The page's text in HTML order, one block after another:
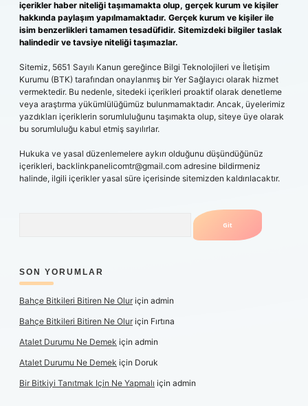
içerikler haber niteliği taşımamakta olup, gerçek kurum ve kişiler
hakkında paylaşım yapılmamaktadır. Gerçek kurum ve kişiler ile
isim benzerlikleri tamamen tesadüfidir. Sitemizdeki bilgiler taslak
halindedir ve tavsiye niteliği taşımazlar.
Sitemiz, 5651 Sayılı Kanun gereğince Bilgi Teknolojileri ve İletişim
Kurumu (BTK) tarafından onaylanmış bir Yer Sağlayıcı olarak hizmet
vermektedir. Bu nedenle, sitedeki içerikleri proaktif olarak denetleme
veya araştırma yükümlülüğümüz bulunmamaktadır. Ancak, üyelerimiz
yazdıkları içeriklerin sorumluluğunu taşımakta olup, siteye üye olarak
bu sorumluluğu kabul etmiş sayılırlar.
Hukuka ve yasal düzenlemelere aykırı olduğunu düşündüğünüz
içerikleri, backlinkpanelicomtr@gmail.com adresine bildirmeniz
halinde, ilgili içerikler yasal süre içerisinde sitemizden kaldırılacaktır.
SON YORUMLAR
Bahçe Bitkileri Bitiren Ne Oluriçin admin
Bahçe Bitkileri Bitiren Ne Oluriçin Fırtına
Atalet Durumu Ne Demek için admin
Atalet Durumu Ne Demek için Doruk
Bir Bitkiyi Tanıtmak Için Ne Yapmalı için admin